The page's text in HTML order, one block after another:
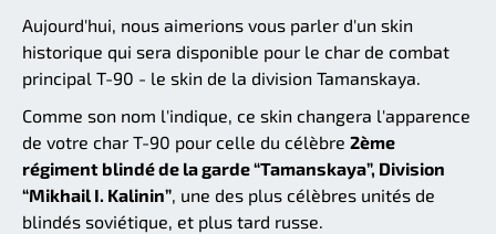
Aujourd'hui, nous aimerions vous parler d'un skin
historique qui sera disponible pour le char de combat
principal T-90 - le skin de la division Tamanskaya.
Comme son nom l'indique, ce skin changera l'apparence
de votre char T-90 pour celle du célèbre 2ème
régiment blindé de la garde “Tamanskaya”, Division
“Mikhail I. Kalinin”, une des plus célèbres unités de
blindés soviétique, et plus tard russe.